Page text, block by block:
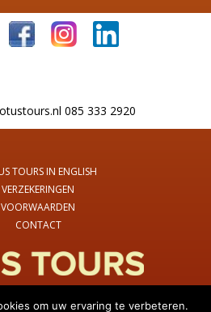
085 333 2920
TOURS IN ENGLISH
VERZEKERINGEN
VOORWAARDEN
CONTACT
om uw ervaring te verbeteren.